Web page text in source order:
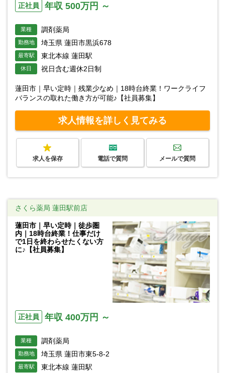
正社員 年収 500万円 ～
業種 調剤薬局
勤務地 埼玉県 蓮田市黒浜678
最寄駅 東北本線 蓮田駅
休日 祝日含む週休2日制
蓮田市｜早い定時｜残業少なめ｜18時台終業！ワークライフ
バランスの取れた働き方が可能♪【社員募集】
求人情報を詳しく見てみる
求人を保存 電話で質問 メールで質問
さくら薬局 蓮田駅前店
蓮田市｜早い定時｜徒歩圏
内｜18時台終業！仕事だけ
で1日を終わらせたくない方
に♪【社員募集】
正社員 年収 400万円 ～
業種 調剤薬局
勤務地 埼玉県 蓮田市東5-8-2
最寄駅 東北本線 蓮田駅